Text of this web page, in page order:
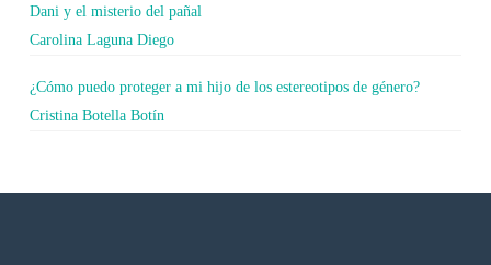
Dani y el misterio del pañal
Carolina Laguna Diego
¿Cómo puedo proteger a mi hijo de los estereotipos de género?
Cristina Botella Botín